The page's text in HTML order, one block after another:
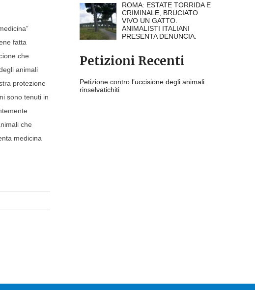
fatta
che
animali
protezione
sono tenuti in
che
medicina
ROMA: ESTATE TORRIDA E
CRIMINALE, BRUCIATO
VIVO UN GATTO.
ANIMALISTI ITALIANI
PRESENTA DENUNCIA.
Petizioni Recenti
Petizione contro l’uccisione degli animali
rinselvatichiti